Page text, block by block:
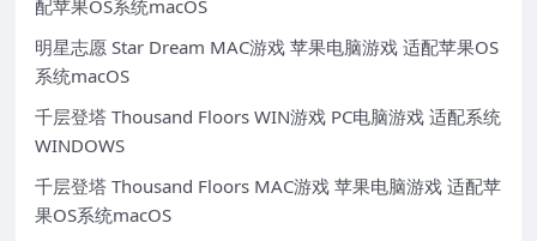
配苹果OS系统macOS
明星志愿 Star Dream MAC游戏 苹果电脑游戏 适配苹果OS
系统macOS
千层登塔 Thousand Floors WIN游戏 PC电脑游戏 适配系统
WINDOWS
千层登塔 Thousand Floors MAC游戏 苹果电脑游戏 适配苹
果OS系统macOS